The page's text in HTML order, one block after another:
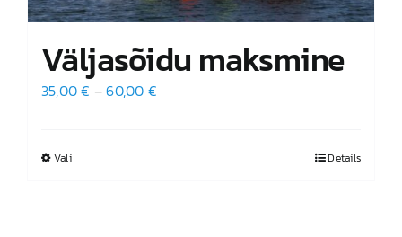
Väljasõidu maksmine
35,00€ –60,00 €
ValiSellel
Details